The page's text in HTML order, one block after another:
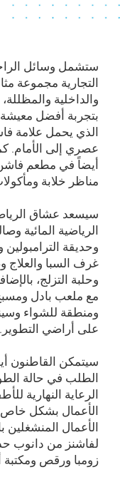
ستشمل وسائل
التجارية مجموعة
والداخلية
الذي يحمل علامة
عصري إلى الأمام.
أيضاً في مطعم
مناظر خلابة
سيسعد عشاق
الرياضية المائية
وحديقة
غرف السبا والعلاج
وحلبة التزلج،
مع ملعب بادل
ومنطقة للشواء
على أراضي التطوير.
سيتمكن القاطنون
الطلب في حالة
الرعاية النهارية
الأعمال بشكل
الأعمال المنشغلين
لفاشنز من دانوب
زومبا ورقص ومكتبة